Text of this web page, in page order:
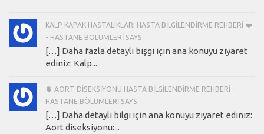
KALP KAPAK HASTALIKLARI HASTA BILGILENDIRME REHBERI ❤️
- HASTANE BÖLÜMLERI SAYS:
[…] Daha fazla detaylı bişgi için ana konuyu ziyaret
ediniz: Kalp...
🫀 AORT DISEKSIYONU HASTA BILGILENDIRME REHBERI -
HASTANE BÖLÜMLERI SAYS:
[…] Daha detaylı bilgi için ana konuyu ziyaret ediniz:
Aort diseksiyonu:...